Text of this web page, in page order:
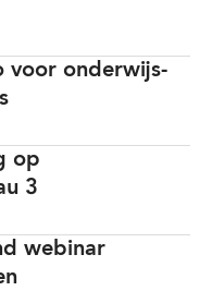
voor onderwijs-
op
3
webinar